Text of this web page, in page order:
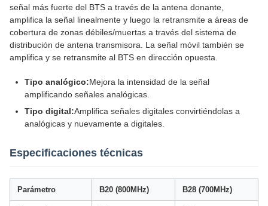
señal más fuerte del BTS a través de la antena donante,
amplifica la señal linealmente y luego la retransmite a áreas de
cobertura de zonas débiles/muertas a través del sistema de
distribución de antena transmisora. La señal móvil también se
amplifica y se retransmite al BTS en dirección opuesta.
Tipo analógico:Mejora la intensidad de la señal
amplificando señales analógicas.
Tipo digital:Amplifica señales digitales convirtiéndolas a
analógicas y nuevamente a digitales.
Especificaciones técnicas
Parámetro B20 (800MHz) B28 (700MHz)